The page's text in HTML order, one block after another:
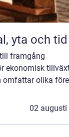
yta och tid
framgång
ekonomisk
omfattar olika
02 augusti